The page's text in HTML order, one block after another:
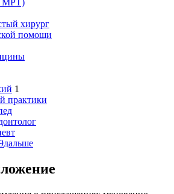
хирург
помощи
1
практики
дальше